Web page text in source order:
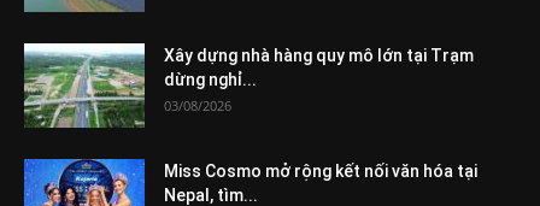
Xây dựng nhà hàng quy mô lớn tại Trạm
dừng nghỉ...
03/08/2026
Miss Cosmo mở rộng kết nối văn hóa tại
Nepal, tìm...